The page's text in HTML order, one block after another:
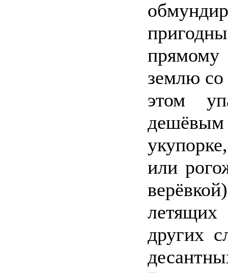
землю со
этом
дешёвым
или
других